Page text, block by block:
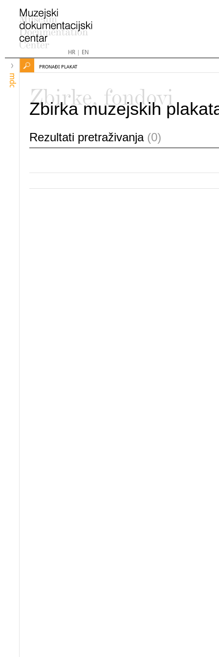
HR| EN
mdc
PRONAĐI PLAKAT
Zbirke, fondovi
Zbirka muzejskih
Rezultati pretraživanja (0)